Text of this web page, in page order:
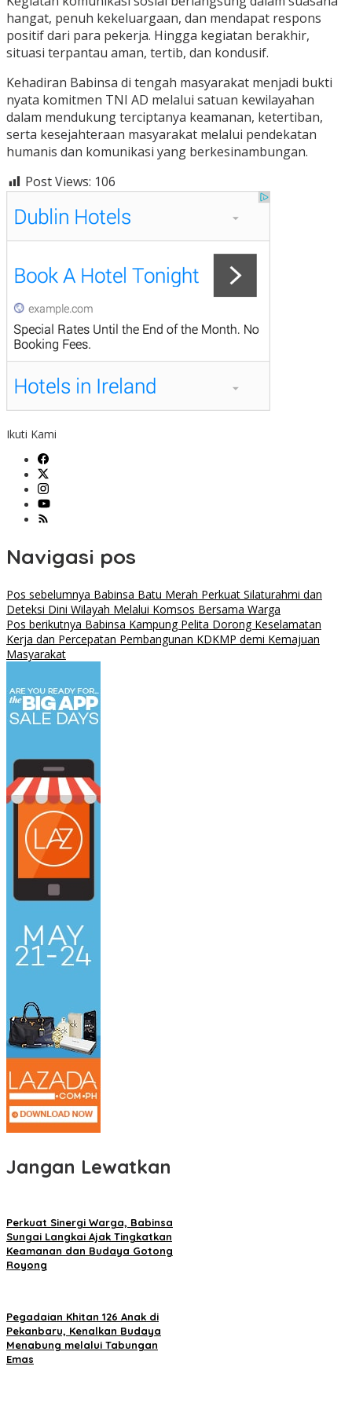
hangat, penuh kekeluargaan, dan mendapat respons
positif dari para pekerja. Hingga kegiatan berakhir,
situasi terpantau aman, tertib, dan kondusif.
Kehadiran Babinsa di tengah masyarakat menjadi bukti
nyata komitmen TNI AD melalui satuan kewilayahan
dalam mendukung terciptanya keamanan, ketertiban,
serta kesejahteraan masyarakat melalui pendekatan
humanis dan komunikasi yang berkesinambungan.
Post Views: 106
Ikuti Kami
Navigasi pos
Pos sebelumnya Babinsa Batu Merah Perkuat Silaturahmi dan
Deteksi Dini Wilayah Melalui Komsos Bersama Warga
Pos berikutnya Babinsa Kampung Pelita Dorong Keselamatan
Kerja dan Percepatan Pembangunan KDKMP demi Kemajuan
Masyarakat
Jangan Lewatkan
Perkuat Sinergi Warga, Babinsa
Sungai Langkai Ajak Tingkatkan
Keamanan dan Budaya Gotong
Royong
Pegadaian Khitan 126 Anak di
Pekanbaru, Kenalkan Budaya
Menabung melalui Tabungan
Emas